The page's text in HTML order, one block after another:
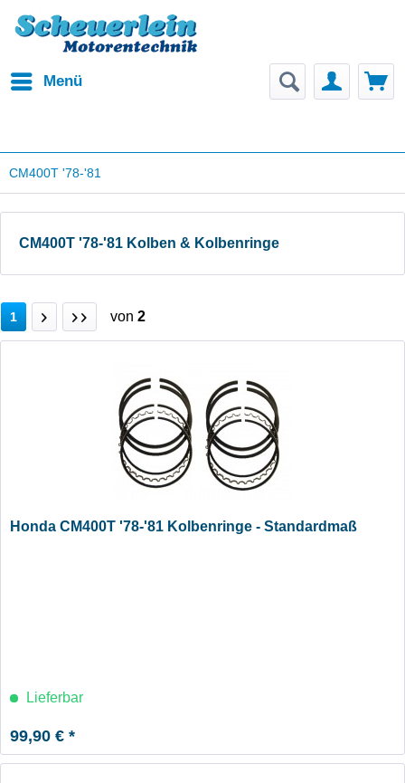
Menü
CM400T '78-'81
CM400T '78-'81 Kolben & Kolbenringe
1 von 2
Honda CM400T '78-'81 Kolbenringe - Standardmaß
Lieferbar
99,90 € *